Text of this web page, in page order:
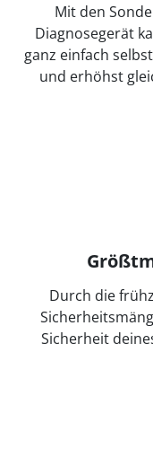
Mit den
Diagnosegerät
ganz einfach
und erhöhst
Durch die
Sicherheit